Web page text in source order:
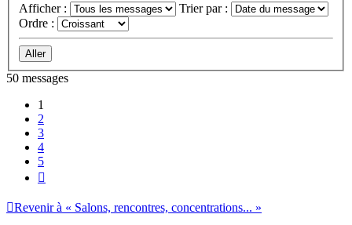
Afficher :
Trier par :
Ordre :
50 messages
1
2
3
4
5
Revenir à « Salons, rencontres, concentrations... »